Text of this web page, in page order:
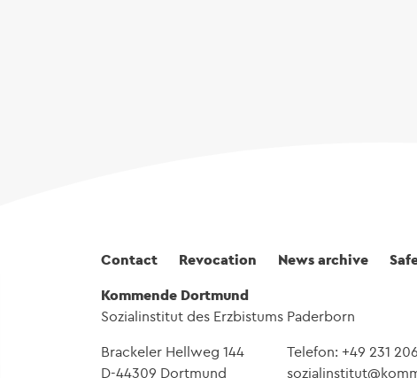
Fußbereich
Contact Revocation News archive
Kommende Dortmund
Sozialinstitut des Erzbistums Paderborn
Brackeler Hellweg 144
D-44309 Dortmund
Telefon: +49 231